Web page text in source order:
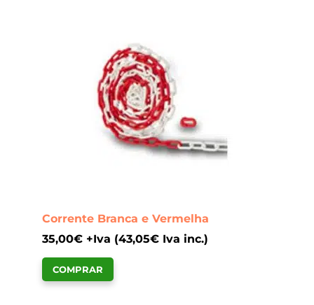
Corrente Branca e Vermelha
35,00€ +Iva (43,05€Iva inc.)
COMPRAR